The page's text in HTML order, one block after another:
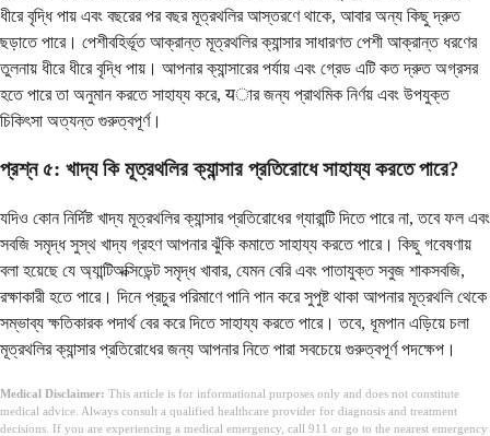
ধীরে বৃদ্ধি পায় এবং বছরের পর বছর মূত্রথলির আস্তরণে থাকে, আবার অন্য কিছু দ্রুত
ছড়াতে পারে। পেশীবহির্ভূত আক্রান্ত মূত্রথলির ক্যান্সার সাধারণত পেশী আক্রান্ত ধরণের
তুলনায় ধীরে ধীরে বৃদ্ধি পায়। আপনার ক্যান্সারের পর্যায় এবং গ্রেড এটি কত দ্রুত অগ্রসর
হতে পারে তা অনুমান করতে সাহায্য করে, यার জন্য প্রাথমিক নির্ণয় এবং উপযুক্ত
চিকিৎসা অত্যন্ত গুরুত্বপূর্ণ।
প্রশ্ন ৫: খাদ্য কি মূত্রথলির ক্যান্সার প্রতিরোধে সাহায্য করতে পারে?
যদিও কোন নির্দিষ্ট খাদ্য মূত্রথলির ক্যান্সার প্রতিরোধের গ্যারান্টি দিতে পারে না, তবে ফল এবং
সবজি সমৃদ্ধ সুস্থ খাদ্য গ্রহণ আপনার ঝুঁকি কমাতে সাহায্য করতে পারে। কিছু গবেষণায়
বলা হয়েছে যে অ্যান্টিঅক্সিডেন্ট সমৃদ্ধ খাবার, যেমন বেরি এবং পাতাযুক্ত সবুজ শাকসবজি,
রক্ষাকারী হতে পারে। দিনে প্রচুর পরিমাণে পানি পান করে সুপুষ্ট থাকা আপনার মূত্রথলি থেকে
সম্ভাব্য ক্ষতিকারক পদার্থ বের করে দিতে সাহায্য করতে পারে। তবে, ধূমপান এড়িয়ে চলা
মূত্রথলির ক্যান্সার প্রতিরোধের জন্য আপনার নিতে পারা সবচেয়ে গুরুত্বপূর্ণ পদক্ষেপ।
Medical Disclaimer: This article is for informational purposes only and does not constitute
medical advice. Always consult a qualified healthcare provider for diagnosis and treatment
decisions. If you are experiencing a medical emergency, call 911 or go to the nearest emergency